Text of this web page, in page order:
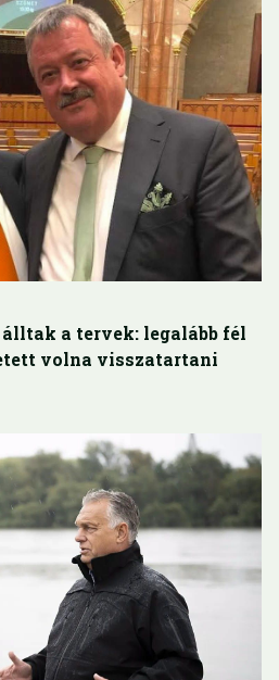
álltak a tervek: legalább fél
volna visszatartani